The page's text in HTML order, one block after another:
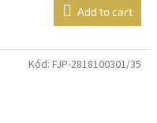
Add to cart
Kód: FJP-2818100301/35